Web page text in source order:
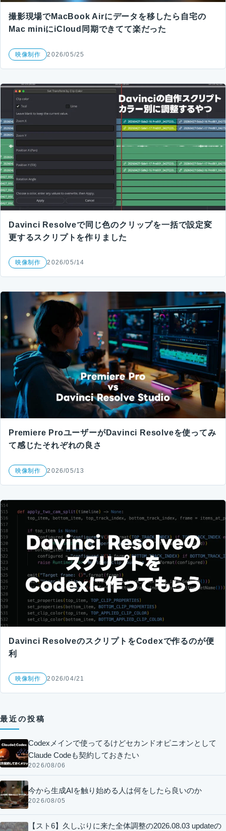
撮影現場でMacBook Airにデータを移したら自宅の
Mac miniにiCloud同期できてて楽だった
映像制作 2026/05/25
Davinci Resolveで同じ色のクリップを一括で設定変
更するスクリプトを作りました
映像制作 2026/05/14
Premiere ProユーザーがDavinci Resolveを使ってみ
て感じたそれぞれの良さ
映像制作 2026/05/13
Davinci ResolveのスクリプトをCodexで作るのが便
利
映像制作 2026/04/21
最近の投稿
Codexメインで使ってるけどセカンドオピニオンとして
Claude Codeも契約しておきたい
2026/08/06
今から生成AIを触り始める人は何をしたら良いのか
2026/08/05
【スト6】久しぶりに来た全体調整の2026.08.03 updateの